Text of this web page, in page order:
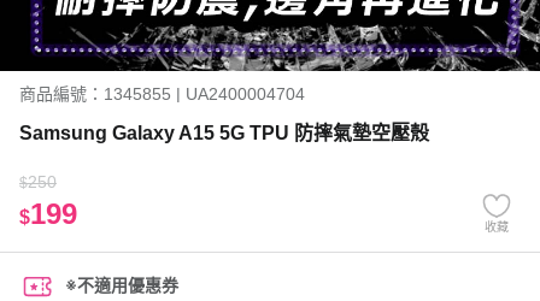
商品編號：1345855 | UA2400004704
Samsung Galaxy A15 5G TPU 防摔氣墊空壓殼
$250
$199 收藏
※不適用優惠券